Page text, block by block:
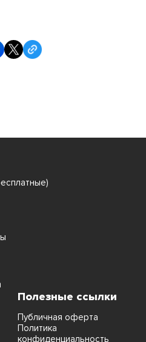
Полезные ссылки
Публичная оферта
Политика
конфиденциальность